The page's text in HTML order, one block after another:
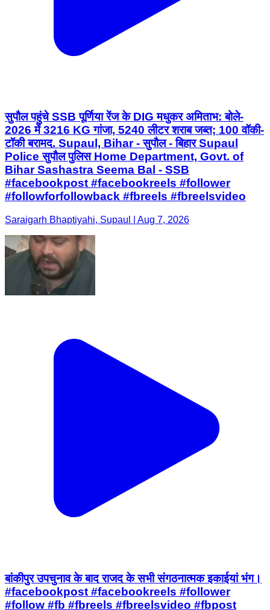
सुपौल पहुंचे SSB पूर्णिया रेंज के DIG मधुकर अमिताभ: बोले-
2026 में 3216 KG गांजा, 5240 लीटर शराब जब्त; 100 वॉकी-
टॉकी बरामद. Supaul, Bihar - सुपौल - बिहार Supaul
Police सुपौल पुलिस Home Department, Govt. of
Bihar Sashastra Seema Bal - SSB
#facebookpost #facebookreels #follower
#followforfollowback #fbreels #fbreelsvideo
Saraigarh Bhaptiyahi, Supaul | Aug 7, 2026
बांकीपुर उपचुनाव के बाद राजद के सभी संगठनात्मक इकाईयां भंग।
#facebookpost #facebookreels #follower
#follow #fb #fbreels #fbreelsvideo #fbpost